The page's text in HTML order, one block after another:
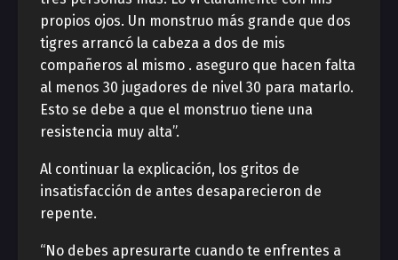
propios ojos. Un monstruo más grande que dos
tigres arrancó la cabeza a dos de mis
compañeros al mismo . aseguro que hacen falta
al menos 30 jugadores de nivel 30 para matarlo.
Esto se debe a que el monstruo tiene una
resistencia muy alta”.
Al continuar la explicación, los gritos de
insatisfacción de antes desaparecieron de
repente.
“No debes apresurarte cuando te enfrentes a